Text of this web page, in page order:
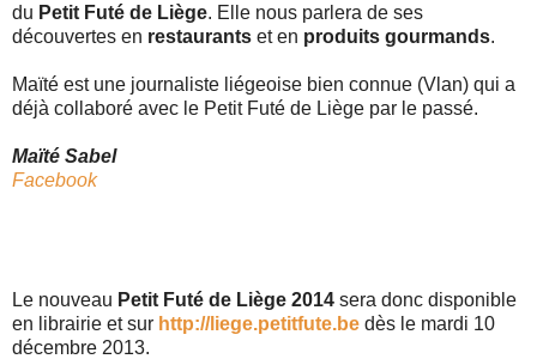
du Petit Futé de Liège. Elle nous parlera de ses
découvertes en restaurants et en produits gourmands.
Maïté est une journaliste liégeoise bien connue (Vlan) qui a
déjà collaboré avec le Petit Futé de Liège par le passé.
Maïté Sabel
Facebook
Le nouveau Petit Futé de Liège 2014 sera donc disponible
en librairie et sur http://liege.petitfute.be dès le mardi 10
décembre 2013.